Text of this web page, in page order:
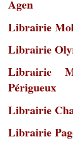
Agen
Librairie
Librairie
Librairie
Périgueux
Librairie
Librairie